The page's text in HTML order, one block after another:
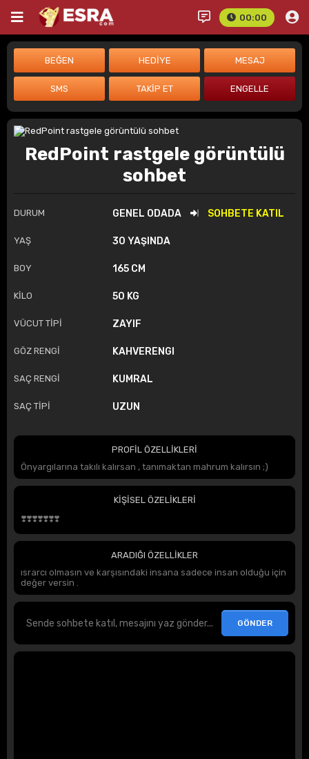
00:00
RedPoint rastgele görüntülü
sohbet
DURUM GENEL ODADA SOHBETE KATIL
YAŞ 30 YAŞINDA
BOY 165 CM
KİLO 50 KG
VÜCUT TİPİ ZAYIF
GÖZ RENGİ KAHVERENGI
SAÇ RENGİ KUMRAL
SAÇ TİPİ UZUN
PROFİL ÖZELLİKLERİ
Önyargılarına takılı kalırsan , tanımaktan mahrum kalırsın ;)
KİŞİSEL ÖZELİKLERİ
❣️❣️❣️❣️❣️❣️❣️
ARADIĞI ÖZELLİKLER
ısrarcı olmasın ve karşısındaki insana sadece insan olduğu için
değer versin .